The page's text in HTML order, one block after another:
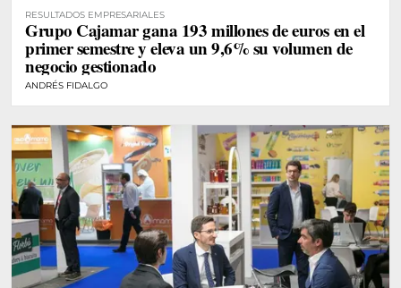
RESULTADOS EMPRESARIALES
Grupo Cajamar gana 193 millones de euros en el
primer semestre y eleva un 9,6% su volumen de
negocio gestionado
ANDRÉS FIDALGO